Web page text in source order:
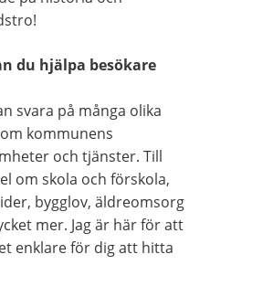
du hjälpa besökare
svara på många olika
kommunens
och tjänster. Till
om skola och förskola,
bygglov, äldreomsorg
mer. Jag är här för att
enklare för dig att hitta